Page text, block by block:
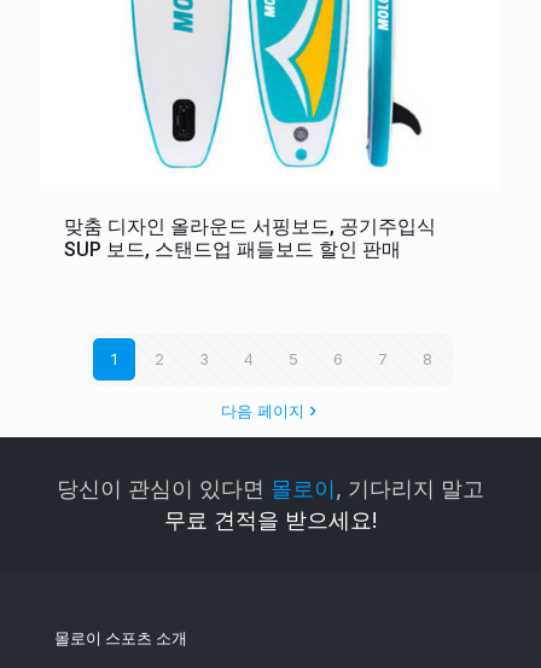
맞춤 디자인 올라운드 서핑보드, 공기주입식
SUP 보드, 스탠드업 패들보드 할인 판매
1 2 3 4 5 6 7 8
다음 페이지
당신이 관심이 있다면 몰로이, 기다리지 말고
무료 견적을 받으세요!
몰로이 스포츠 소개